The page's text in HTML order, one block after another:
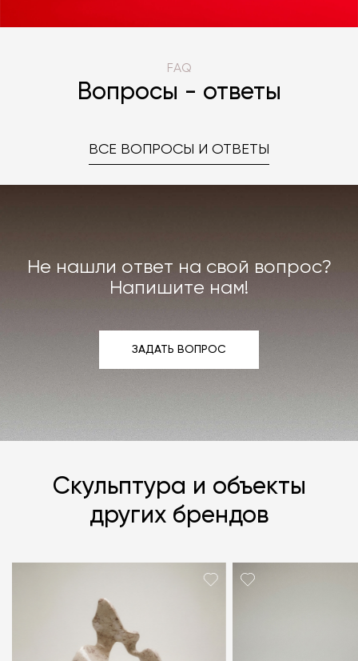
FAQ
Вопросы - ответы
ВСЕ ВОПРОСЫ И ОТВЕТЫ
Не нашли ответ на свой вопрос?
Напишите нам!
ЗАДАТЬ ВОПРОС
Скульптура и объекты
других брендов